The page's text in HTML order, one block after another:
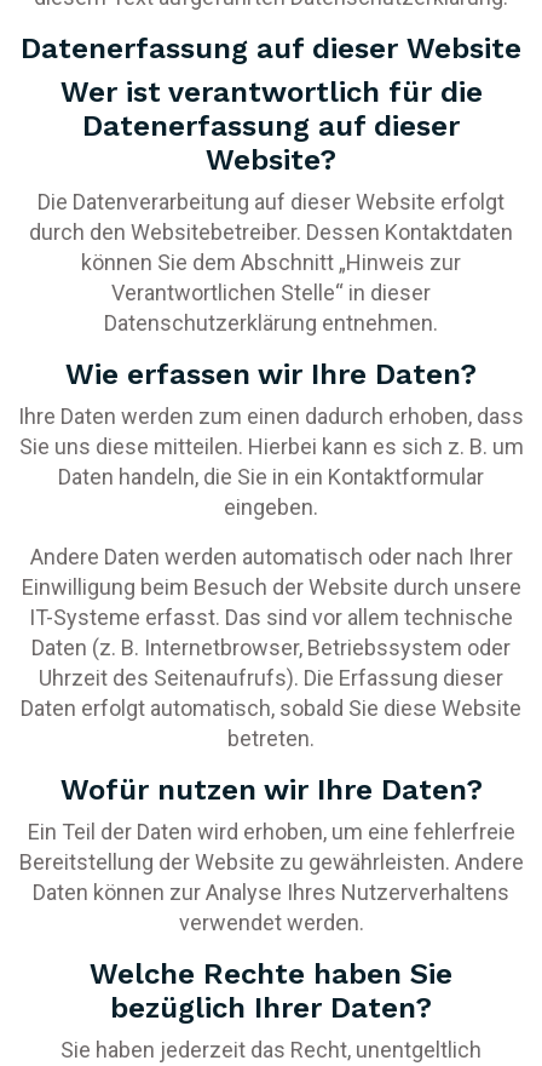
Datenerfassung auf dieser Website
Wer ist verantwortlich für die
Datenerfassung auf dieser
Website?
Die Datenverarbeitung auf dieser Website erfolgt
durch den Websitebetreiber. Dessen Kontaktdaten
können Sie dem Abschnitt „Hinweis zur
Verantwortlichen Stelle“ in dieser
Datenschutzerklärung entnehmen.
Wie erfassen wir Ihre Daten?
Ihre Daten werden zum einen dadurch erhoben, dass
Sie uns diese mitteilen. Hierbei kann es sich z. B. um
Daten handeln, die Sie in ein Kontaktformular
eingeben.
Andere Daten werden automatisch oder nach Ihrer
Einwilligung beim Besuch der Website durch unsere
IT-Systeme erfasst. Das sind vor allem technische
Daten (z. B. Internetbrowser, Betriebssystem oder
Uhrzeit des Seitenaufrufs). Die Erfassung dieser
Daten erfolgt automatisch, sobald Sie diese Website
betreten.
Wofür nutzen wir Ihre Daten?
Ein Teil der Daten wird erhoben, um eine fehlerfreie
Bereitstellung der Website zu gewährleisten. Andere
Daten können zur Analyse Ihres Nutzerverhaltens
verwendet werden.
Welche Rechte haben Sie
bezüglich Ihrer Daten?
Sie haben jederzeit das Recht, unentgeltlich